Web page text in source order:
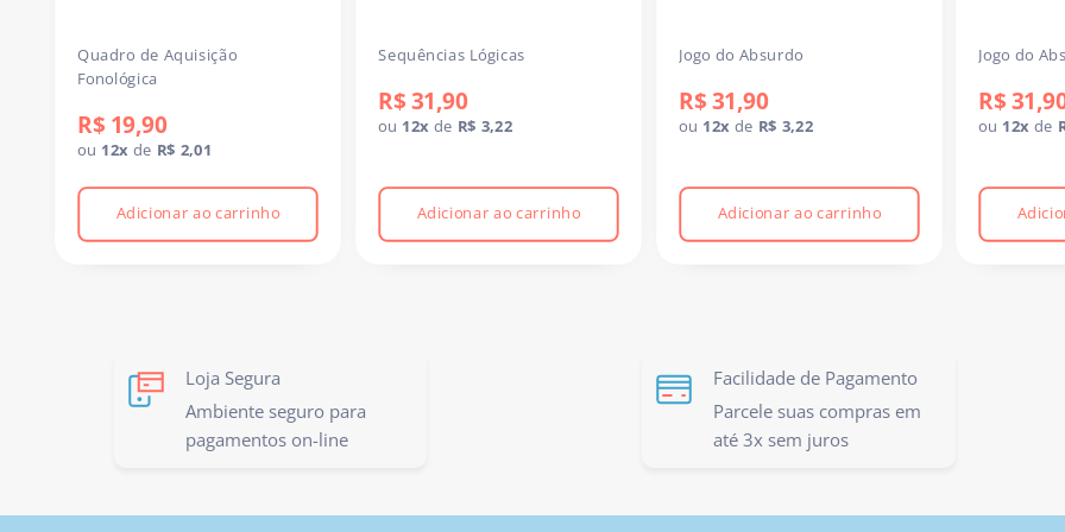
Versão física do jogo.
A versão digital está disponível separadamente no site.
Quadro de Aquisição
Fonológica
R$ 19,90
ou 12x de R$ 2,01
Adicionar ao carrinho
Sequências Lógicas
R$ 31,90
ou 12x de R$ 3,22
Adicionar ao carrinho
Jogo do Absurdo
R$ 31,90
ou 12x de R$ 3,22
Adicionar ao carrinho
Jogo do
R$
ou 12x de
Loja Segura
Ambiente seguro para
pagamentos on-line
Facilidade de Pagamento
Parcele suas compras em
até 3x sem juros